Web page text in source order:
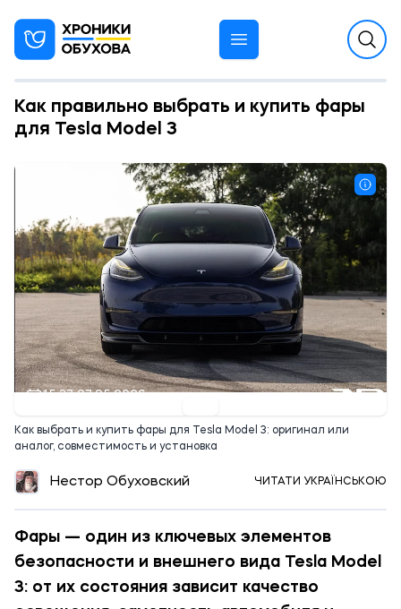
Как правильно выбрать и купить фары
для Tesla Model 3
15:37 07.05.2026
Как выбрать и купить фары для Tesla Model 3: оригинал или
аналог, совместимость и установка
Нестор Обуховский ЧИТАТИ УКРАЇНСЬКОЮ
Фары — один из ключевых элементов
безопасности и внешнего вида Tesla Model
3: от их состояния зависит качество